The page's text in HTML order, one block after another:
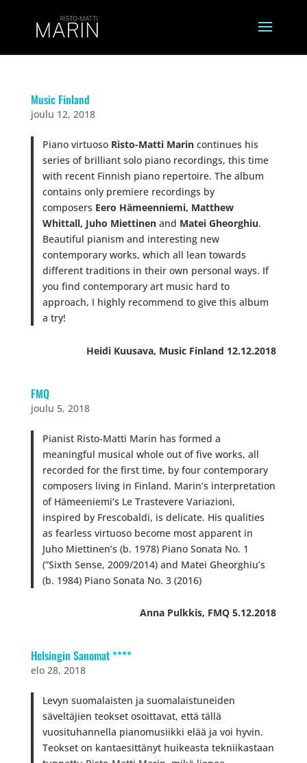
Music Finland
joulu 12, 2018
Piano virtuoso Risto-Matti Marin continues his
series of brilliant solo piano recordings, this time
with recent Finnish piano repertoire. The album
contains only premiere recordings by
composers Eero Hämeenniemi, Matthew
Whittall, Juho Miettinenand Matei Gheorghiu.
Beautiful pianism and interesting new
contemporary works, which all lean towards
different traditions in their own personal ways. If
you find contemporary art music hard to
approach, I highly recommend to give this album
a try!
Heidi Kuusava, Music Finland 12.12.2018
FMQ
joulu 5, 2018
Pianist Risto-Matti Marin has formed a
meaningful musical whole out of five works, all
recorded for the first time, by four contemporary
composers living in Finland. Marin’s interpretation
of Hämeeniemi’s Le Trastevere Variazioni,
inspired by Frescobaldi, is delicate. His qualities
as fearless virtuoso become most apparent in
Juho Miettinen’s (b. 1978) Piano Sonata No. 1
(”Sixth Sense, 2009/2014) and Matei Gheorghiu’s
(b. 1984) Piano Sonata No. 3 (2016)
Anna Pulkkis, FMQ 5.12.2018
Helsingin Sanomat ****
elo 28, 2018
Levyn suomalaisten ja suomalaistuneiden
säveltäjien teokset osoittavat, että tällä
vuosituhannella pianomusiikki elää ja voi hyvin.
Teokset on kantaesittänyt huikeasta tekniikastaan